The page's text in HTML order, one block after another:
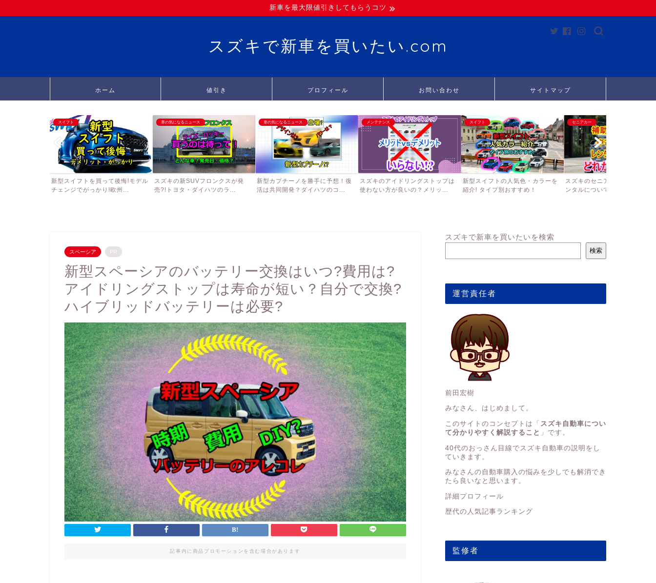
新車を最大限値引きしてもらうコツ
スズキで新車を買いたい.com
ホーム 値引き プロフィール お問い合わせ サイトマップ
スイフト
新型スイフトを買って後悔!モデル
チェンジでがっかり!欧州...
車の気になるニュース
スズキの新SUVフロンクスが発
売?!トヨタ・ダイハツのラ...
車の気になるニュース
新型カプチーノを勝手に予想！復
活は共同開発？ダイハツのコ...
メンテナンス
スズキのアイドリングストップは
使わない方が良いの？メリッ...
スイフト
新型スイフトの人気色・カラーを
紹介! タイプ別おすすめ！
セニアカー
スズキのセニアカーの補助金、
ンタルについて徹底調査して...
スペーシア PR
新型スペーシアのバッテリー交換はいつ?費用は?
アイドリングストップは寿命が短い？自分で交換?
ハイブリッドバッテリーは必要?
記事内に商品プロモーションを含む場合があります
スズキで新車を買いたいを検索
検索
運営責任者
前田宏樹
みなさん、はじめまして。
このサイトのコンセプトは「 スズキ自動車につい
て分かりやすく解説すること 」です。
40代のおっさん目線でスズキ自動車の説明をし
ていきます。
みなさんの 自動車購入の悩みを少しでも解消でき
たら良いなと思います。
詳細プロフィール
歴代の人気記事ランキング
監修者